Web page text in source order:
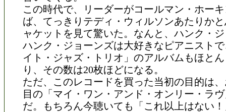
この時代で、リーダーがコールマン・ホー
ば、てっきりテディ・ウィルソンあたりか
ャケットを見て驚いた。なんと、ハンク・
ハンク・ジョーンズは大好きなピアニスト
イト・ジャズ・トリオ」のアルバムもほと
り、その数は20枚ほどになる。
ただ、このレコードを買った当初の目的は
目の「マイ・ワン・アンド・オンリー・ラ
だ。もちろん今聴いても「これ以上はない